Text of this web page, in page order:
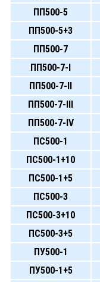
ПП500-5
ПП500-5+3
ПП500-7
ПП500-7-I
ПП500-7-II
ПП500-7-III
ПП500-7-IV
ПС500-1
ПС500-1+10
ПС500-1+5
ПС500-3
ПС500-3+10
ПС500-3+5
ПУ500-1
ПУ500-1+5